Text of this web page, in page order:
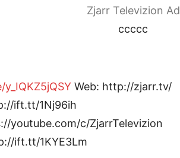
Zjarr Televizion Ad
ccccc
Web: http://zjarr.tv/
ift.tt/1Nj96ih
youtube.com/c/ZjarrTelevizion
ift.tt/1KYE3Lm